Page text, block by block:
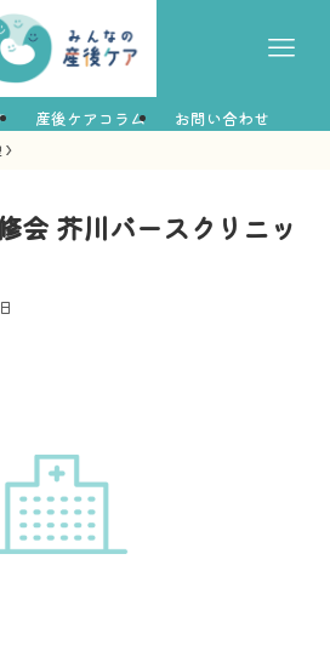
産後ケアコラム お問い合わせ
会 芥川バースクリニッ